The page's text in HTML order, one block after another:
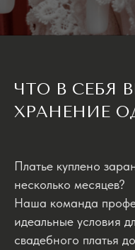
ЧТО В СЕБЯ
ХРАНЕНИЕ
Платье куплено
несколько месяцев?
Наша команда
идеальные условия
свадебного платья